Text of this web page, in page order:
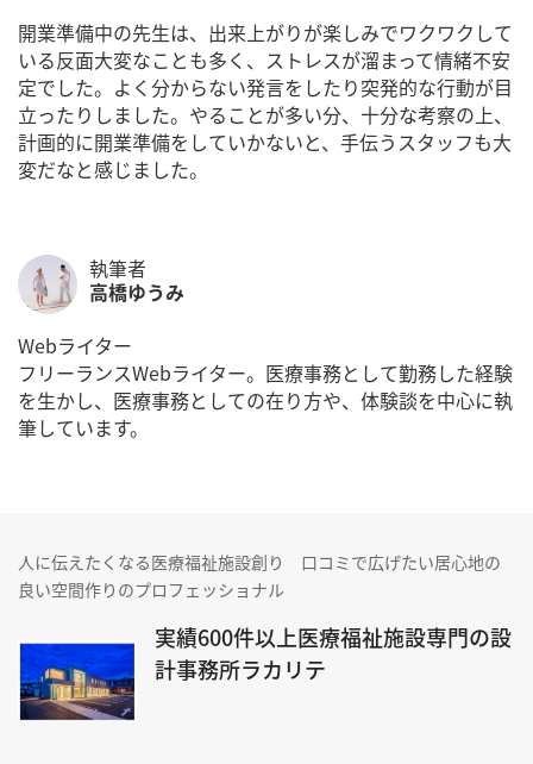
開業準備中の先生は、出来上がりが楽しみでワクワクして
いる反面大変なことも多く、ストレスが溜まって情緒不安
定でした。よく分からない発言をしたり突発的な行動が目
立ったりしました。やることが多い分、十分な考察の上、
計画的に開業準備をしていかないと、手伝うスタッフも大
変だなと感じました。
執筆者
高橋ゆうみ
Webライター
フリーランスWebライター。医療事務として勤務した経験
を生かし、医療事務としての在り方や、体験談を中心に執
筆しています。
人に伝えたくなる医療福祉施設創り 口コミで広げたい居心地の
良い空間作りのプロフェッショナル
実績600件以上医療福祉施設専門の設
計事務所ラカリテ